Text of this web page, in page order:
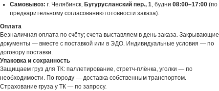
Самовывоз: г. Челябинск, Бугурусланский пер., 1, будни 08:00–17:00 (по
предварительному согласованию готовности заказа).
Оплата
Безналичная оплата по счёту; счета выставляем в день заказа. Закрывающие
документы — вместе с поставкой или в ЭДО. Индивидуальные условия — по
договору поставки.
Упаковка и сохранность
Защищаем груз для ТК: паллетирование, стретч-плёнка, уголки — по
необходимости. По городу — доставка собственным транспортом.
Страхование груза у ТК — по запросу.